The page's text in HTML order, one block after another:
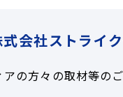
会社ストライ
アの方々の取材等の